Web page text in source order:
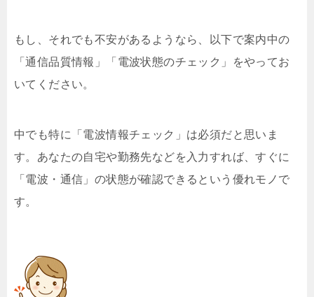
もし、それでも不安があるようなら、以下で案内中の
「通信品質情報」「電波状態のチェック」をやってお
いてください。
中でも特に「電波情報チェック」は必須だと思いま
す。あなたの自宅や勤務先などを入力すれば、すぐに
「電波・通信」の状態が確認できるという優れモノで
す。